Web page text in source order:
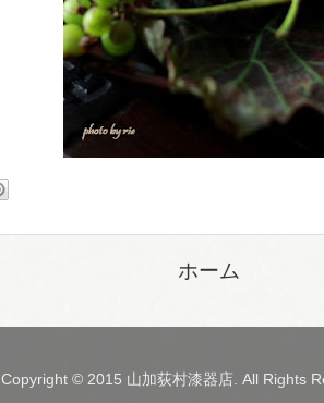
ホーム
Copyright © 2015 山加荻村漆器店. All Rights